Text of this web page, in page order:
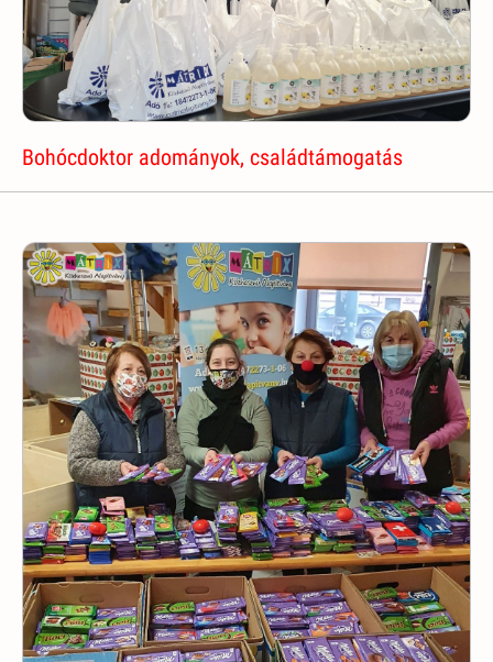
Bohócdoktor adományok, családtámogatás